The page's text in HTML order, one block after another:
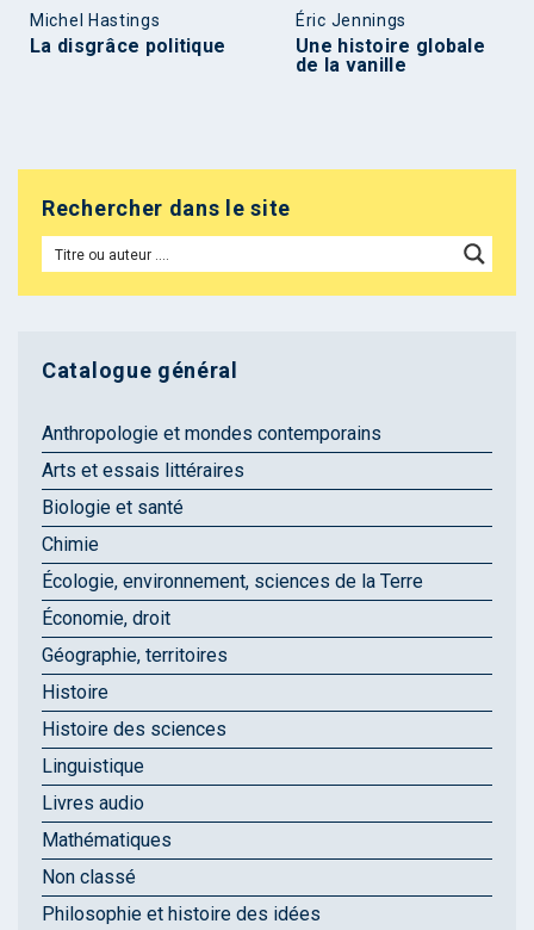
Michel Hastings
La disgrâce politique
Éric Jennings
Une histoire globale
de la vanille
Rechercher dans le site
Catalogue général
Anthropologie et mondes contemporains
Arts et essais littéraires
Biologie et santé
Chimie
Écologie, environnement, sciences de la Terre
Économie, droit
Géographie, territoires
Histoire
Histoire des sciences
Linguistique
Livres audio
Mathématiques
Non classé
Philosophie et histoire des idées